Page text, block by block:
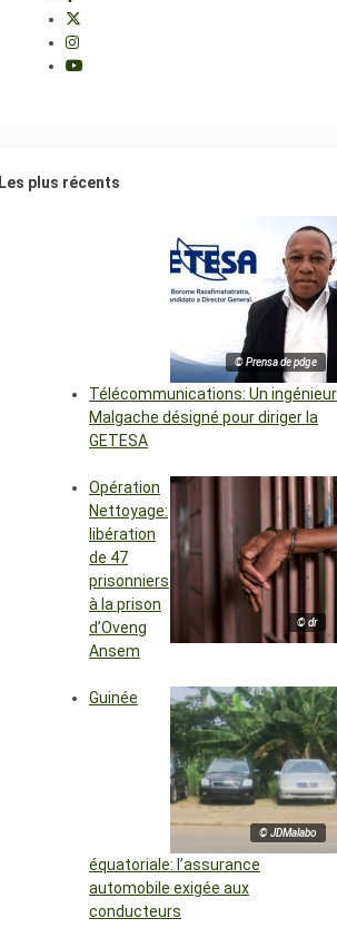
Les plus récents
© Prensa de pdge
Télécommunications: Un ingénieur
Malgache désigné pour diriger la
GETESA
© dr
Opération
Nettoyage:
libération
de 47
prisonniers
à la prison
d’Oveng
Ansem
© JDMalabo
Guinée
équatoriale: l’assurance
automobile exigée aux
conducteurs